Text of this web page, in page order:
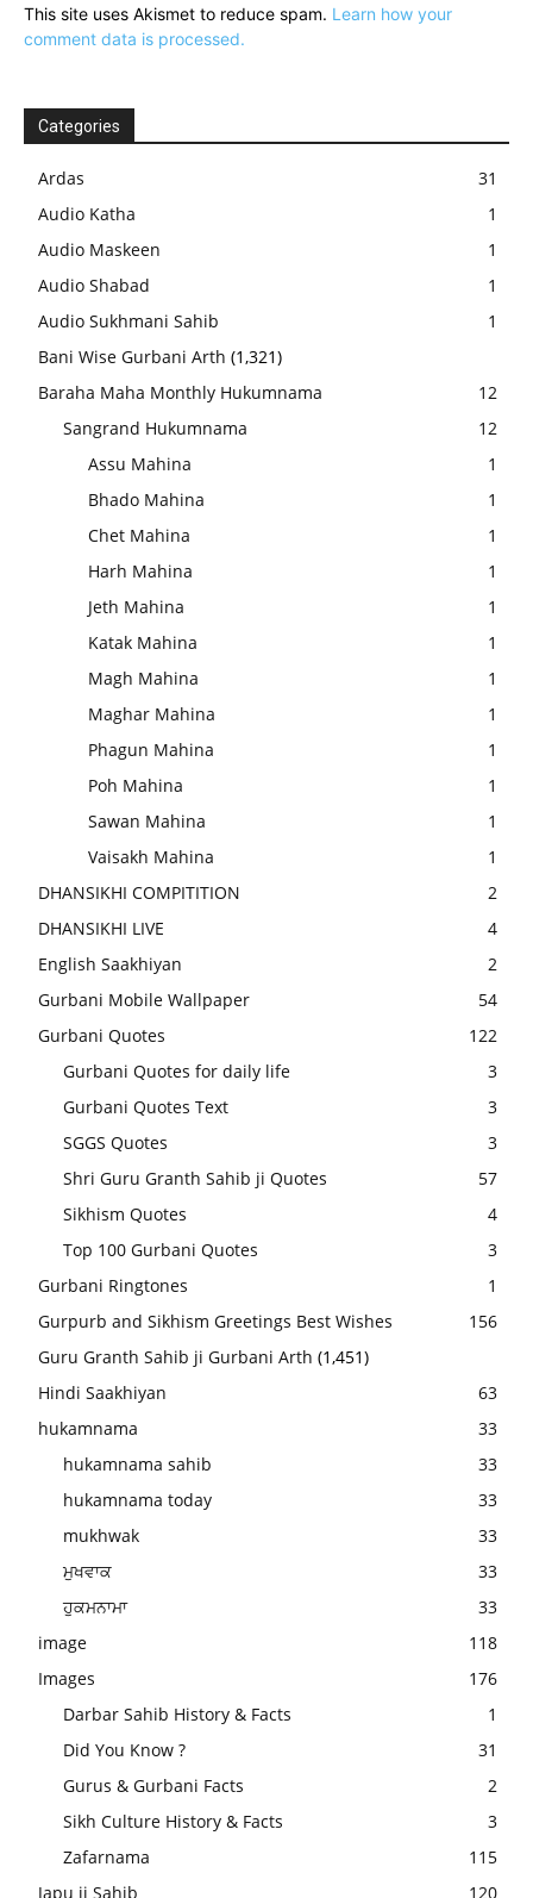
This site uses Akismet to reduce spam. Learn how your
comment data is processed.
Categories
Ardas
31
Audio Katha
1
Audio Maskeen
1
Audio Shabad
1
Audio Sukhmani Sahib
1
Bani Wise Gurbani Arth (1,321)
Baraha Maha Monthly Hukumnama
12
Sangrand Hukumnama
12
Assu Mahina
1
Bhado Mahina
1
Chet Mahina
1
Harh Mahina
1
Jeth Mahina
1
Katak Mahina
1
Magh Mahina
1
Maghar Mahina
1
Phagun Mahina
1
Poh Mahina
1
Sawan Mahina
1
Vaisakh Mahina
1
DHANSIKHI COMPITITION
2
DHANSIKHI LIVE
4
English Saakhiyan
2
Gurbani Mobile Wallpaper
54
Gurbani Quotes
122
Gurbani Quotes for daily life
3
Gurbani Quotes Text
3
SGGS Quotes
3
Shri Guru Granth Sahib ji Quotes
57
Sikhism Quotes
4
Top 100 Gurbani Quotes
3
Gurbani Ringtones
1
Gurpurb and Sikhism Greetings Best Wishes
156
Guru Granth Sahib ji Gurbani Arth (1,451)
Hindi Saakhiyan
63
hukamnama
33
hukamnama sahib
33
hukamnama today
33
mukhwak
33
ਮੁਖਵਾਕ
33
ਹੁਕਮਨਾਮਾ
33
image
118
Images
176
Darbar Sahib History & Facts
1
Did You Know ?
31
Gurus & Gurbani Facts
2
Sikh Culture History & Facts
3
Zafarnama
115
Japu ji Sahib
120